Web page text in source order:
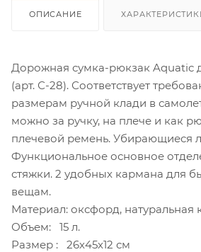
ОПИСАНИЕ
Дорожная сумка-рюкзак Aquatic
(арт. С-28). Соответствует
размерам ручной клади в
можно за ручку, на плече и как
плечевой ремень. Убирающиеся
Функциональное основное
стяжки. 2 удобных кармана для
вещам.
Материал: оксфорд, натуральная
Объем: 15 л.
Размер : 26х45х12 см